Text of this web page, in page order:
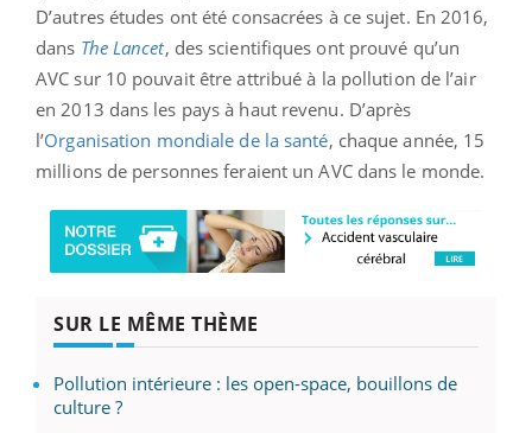
D’autres études ont été consacrées à ce sujet. En 2016,
dans The Lancet, des scientifiques ont prouvé qu’un
AVC sur 10 pouvait être attribué à la pollution de l’air
en 2013 dans les pays à haut revenu. D’après
l’Organisation mondiale de la santé, chaque année, 15
millions de personnes feraient un AVC dans le monde.
SUR LE MÊME THÈME
Pollution intérieure : les open-space, bouillons de
culture ?